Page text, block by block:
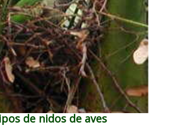
de nidos de aves